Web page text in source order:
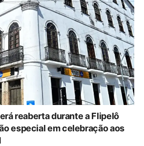
reaberta durante a Flipelô
especial em celebração aos